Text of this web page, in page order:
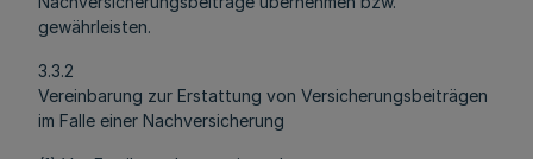
gewährleisten.
3.3.2
Vereinbarung zur Erstattung von Versicherungsbeiträgen
im Falle einer Nachversicherung